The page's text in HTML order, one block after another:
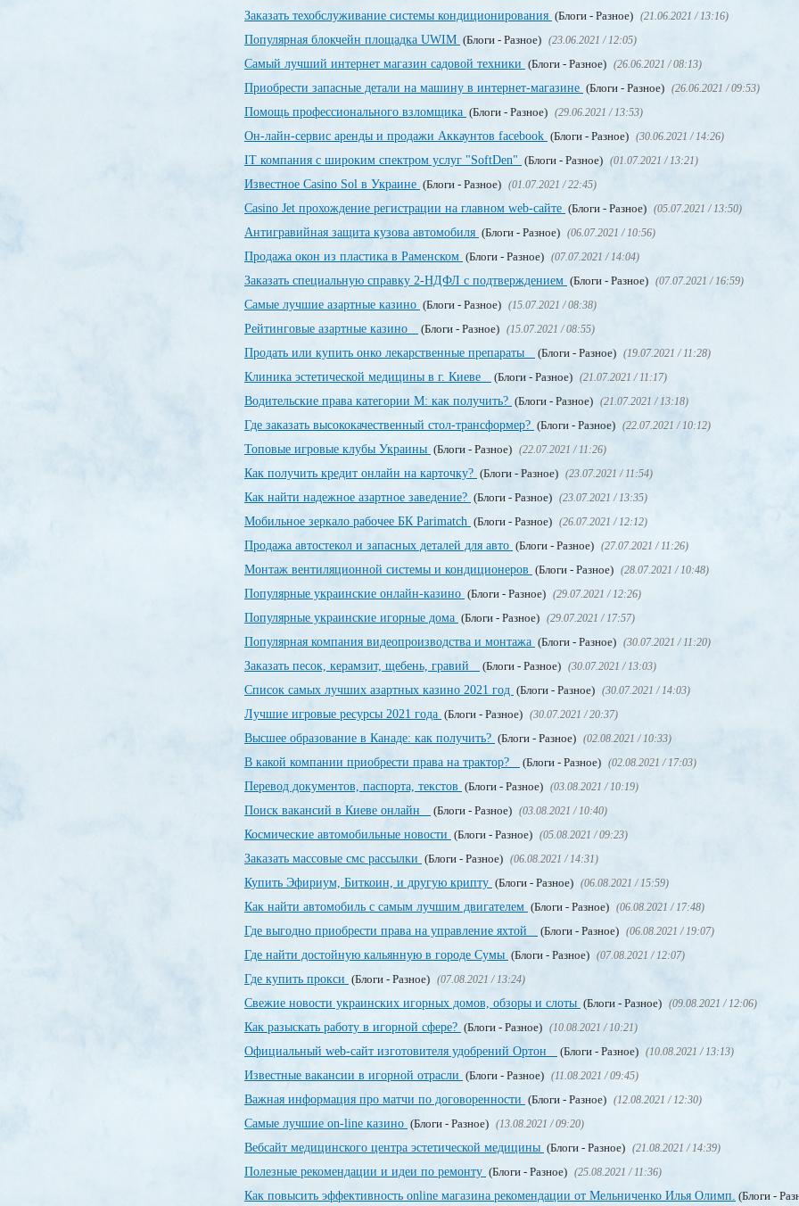
Заказать техобслуживание системы кондиционирования (Блоги - Разное) (21.06.2021 / 13:16)
Популярная блокчейн площадка UWIM (Блоги - Разное) (23.06.2021 / 12:05)
Самый лучший интернет магазин садовой техники (Блоги - Разное) (26.06.2021 / 08:13)
Приобрести запасные детали на машину в интернет-магазине (Блоги - Разное) (26.06.2021 / 09:53)
Помощь профессионального взломщика (Блоги - Разное) (29.06.2021 / 13:53)
Он-лайн-сервис аренды и продажи Аккаунтов facebook (Блоги - Разное) (30.06.2021 / 14:26)
IT компания с широким спектром услуг "SoftDen" (Блоги - Разное) (01.07.2021 / 13:21)
Известное Casino Sol в Украине (Блоги - Разное) (01.07.2021 / 22:45)
Сasino Jet прохождение регистрации на главном web-сайте (Блоги - Разное) (05.07.2021 / 13:50)
Антигравийная защита кузова автомобиля (Блоги - Разное) (06.07.2021 / 10:56)
Продажа окон из пластика в Раменском (Блоги - Разное) (07.07.2021 / 14:04)
Заказать специальную справку 2-НДФЛ с подтверждением (Блоги - Разное) (07.07.2021 / 16:59)
Самые лучшие азартные казино (Блоги - Разное) (15.07.2021 / 08:38)
Рейтинговые азартные казино (Блоги - Разное) (15.07.2021 / 08:55)
Продать или купить онко лекарственные препараты (Блоги - Разное) (19.07.2021 / 11:28)
Клиника эстетической медицины в г. Киеве (Блоги - Разное) (21.07.2021 / 11:17)
Водительские права категории М: как получить? (Блоги - Разное) (21.07.2021 / 13:18)
Где заказать высококачественный стол-трансформер? (Блоги - Разное) (22.07.2021 / 10:12)
Топовые игровые клубы Украины (Блоги - Разное) (22.07.2021 / 11:26)
Как получить кредит онлайн на карточку? (Блоги - Разное) (23.07.2021 / 11:54)
Как найти надежное азартное заведение? (Блоги - Разное) (23.07.2021 / 13:35)
Мобильное зеркало рабочее БК Parimatch (Блоги - Разное) (26.07.2021 / 12:12)
Продажа автостекол и запасных деталей для авто (Блоги - Разное) (27.07.2021 / 11:26)
Монтаж вентиляционной системы и кондиционеров (Блоги - Разное) (28.07.2021 / 10:48)
Популярные украинские онлайн-казино (Блоги - Разное) (29.07.2021 / 12:26)
Популярные украинские игорные дома (Блоги - Разное) (29.07.2021 / 17:57)
Популярная компания видеопроизводства и монтажа (Блоги - Разное) (30.07.2021 / 11:20)
Заказать песок, керамзит, щебень, гравий (Блоги - Разное) (30.07.2021 / 13:03)
Список самых лучших азартных казино 2021 год (Блоги - Разное) (30.07.2021 / 14:03)
Лучшие игровые ресурсы 2021 года (Блоги - Разное) (30.07.2021 / 20:37)
Высшее образование в Канаде: как получить? (Блоги - Разное) (02.08.2021 / 10:33)
В какой компании приобрести права на трактор? (Блоги - Разное) (02.08.2021 / 17:03)
Перевод документов, паспорта, текстов (Блоги - Разное) (03.08.2021 / 10:19)
Поиск вакансий в Киеве онлайн (Блоги - Разное) (03.08.2021 / 10:40)
Космические автомобильные новости (Блоги - Разное) (05.08.2021 / 09:23)
Заказать массовые смс рассылки (Блоги - Разное) (06.08.2021 / 14:31)
Купить Эфириум, Биткоин, и другую крипту (Блоги - Разное) (06.08.2021 / 15:59)
Как найти автомобиль с самым лучшим двигателем (Блоги - Разное) (06.08.2021 / 17:48)
Где выгодно приобрести права на управление яхтой (Блоги - Разное) (06.08.2021 / 19:07)
Где найти достойную кальянную в городе Сумы (Блоги - Разное) (07.08.2021 / 12:07)
Где купить прокси (Блоги - Разное) (07.08.2021 / 13:24)
Свежие новости украинских игорных домов, обзоры и слоты (Блоги - Разное) (09.08.2021 / 12:06)
Как разыскать работу в игорной сфере? (Блоги - Разное) (10.08.2021 / 10:21)
Официальный web-сайт изготовителя удобрений Ортон (Блоги - Разное) (10.08.2021 / 13:13)
Известные вакансии в игорной отрасли (Блоги - Разное) (11.08.2021 / 09:45)
Важная информация про матчи по договоренности (Блоги - Разное) (12.08.2021 / 12:30)
Самые лучшие on-line казино (Блоги - Разное) (13.08.2021 / 09:20)
Вебсайт медицинского центра эстетической медицины (Блоги - Разное) (21.08.2021 / 14:39)
Полезные рекомендации и идеи по ремонту (Блоги - Разное) (25.08.2021 / 11:36)
Как повысить эффективность online магазина рекомендации от Мельниченко Илья Олимп. (Блоги -